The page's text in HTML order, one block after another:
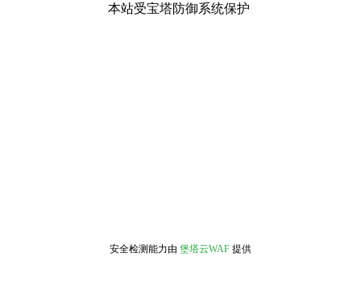
本站受宝塔防御系统保护
安全检测能力由 堡塔云WAF 提供